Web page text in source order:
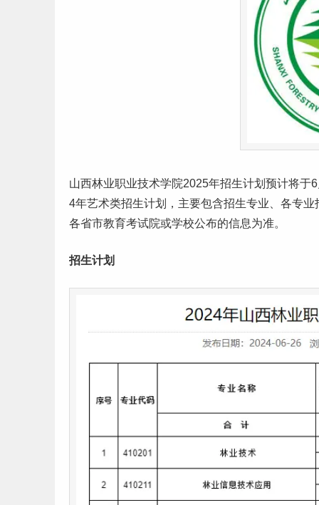
山西林业职业技术学院2025年招生计划预计将于
4年艺术类招生计划，主要包含招生专业、各专
各省市教育考试院或学校公布的信息为准。
招生计划